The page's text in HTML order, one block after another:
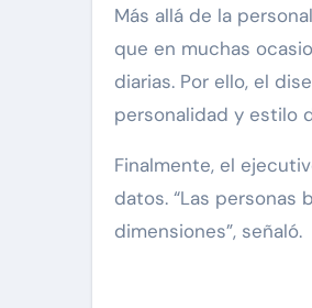
Más allá de la
que en muchas
diarias. Por ello, el
personalidad y estilo
Finalmente, el
datos. “Las
dimensiones”, señaló.